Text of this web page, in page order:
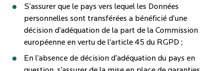
S’assurer que le pays vers lequel les Données
personnelles sont transférées a bénéficié d’une
décision d’adéquation de la part de la Commission
européenne en vertu de l’article 45 du RGPD ;
En l’absence de décision d’adéquation du pays en
Praemia REIM France utilise vos données personnelles
pour la gestion de sa newsletter et pour des actions de
marketing. Pour exercer vos droits sur vos données
personnelles et pour toute information complémentaire,
vous pouvez nous contacter par email à
Praemia REIM France utilise vos données personnelles
pour la personnalisation du contenu de ses études
thématiques et pour l’analyse de son lectorat. Pour
toute information complémentaire, vous pouvez nous
* Champs obligatoires
Praemia REIM France utilise vos données personnelles
pour la gestion de sa newsletter des études immobilières.
pour toute information complémentaire, vous pouvez